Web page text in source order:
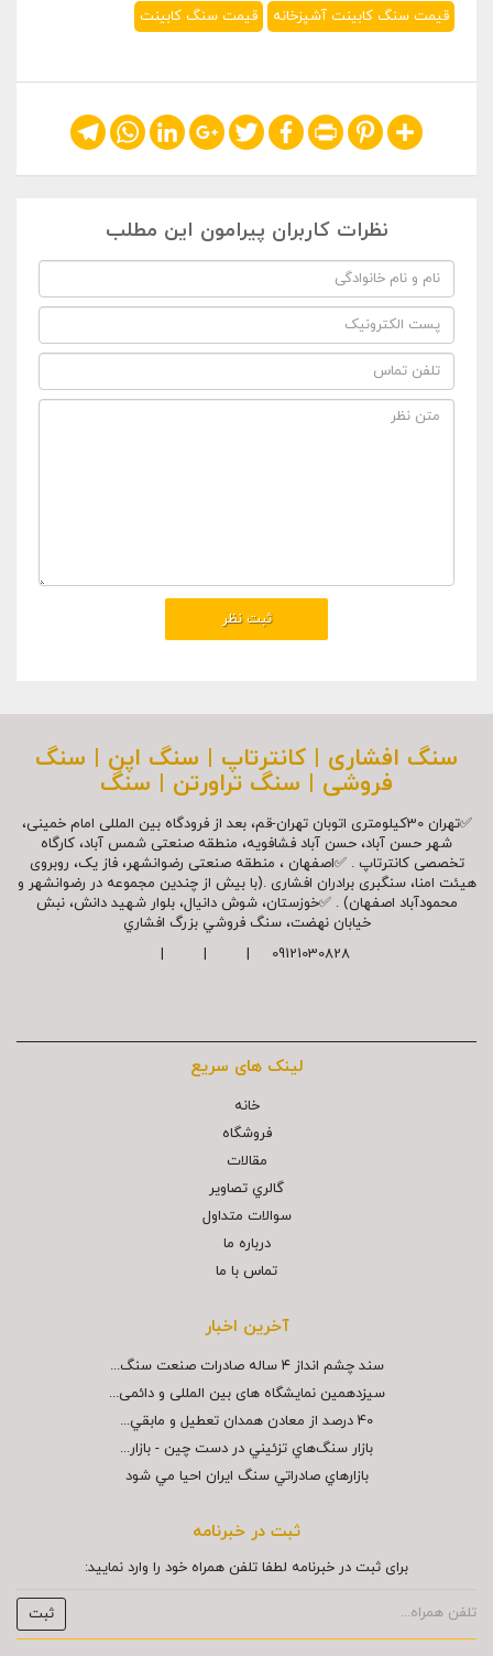
قیمت سنگ کابینت آشپزخانه
قیمت سنگ کابینت
Share
Pinterest
Print
Facebook
Twitter
Google+
LinkedIn
WhatsApp
Telegram
نظرات کاربران پیرامون این مطلب
سنگ افشاری | کانترتاپ | سنگ اپن | سنگ
فروشی | سنگ تراورتن | سنگ
✅تهران 30کیلومتری اتوبان تهران-قم، بعد از فرودگاه بین المللی امام خمینی،
شهر حسن آباد، حسن آباد فشافویه، منطقه صنعتی شمس آباد، کارگاه
تخصصی کانترتاپ . ✅اصفهان ، منطقه صنعتی رضوانشهر، فاز یک، روبروی
هیئت امنا، سنگبری برادران افشاری .(با بیش از چندین مجموعه در رضوانشهر و
محمودآباد اصفهان) . ✅خوزستان، شوش دانیال، بلوار شهيد دانش، نبش
خیابان نهضت، سنگ فروشي بزرگ افشاري
09121030828 | | |
لینک های سریع
خانه
فروشگاه
مقالات
گالري تصاوير
سوالات متداول
درباره ما
تماس با ما
آخرین اخبار
سند چشم انداز ۴ ساله صادرات صنعت سنگ...
سیزدهمین نمایشگاه های بین المللی و دائمی...
40 درصد از معادن همدان تعطيل و مابقي...
بازار سنگ‌هاي تزئيني در دست چين - بازار...
بازارهاي صادراتي سنگ ايران احيا مي شود
ثبت در خبرنامه
برای ثبت در خبرنامه لطفا تلفن همراه خود را وارد نمایید: